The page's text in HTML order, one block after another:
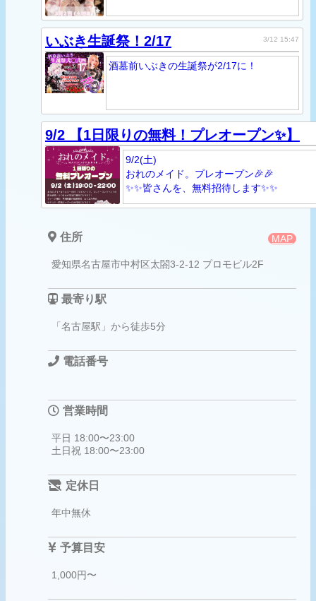
いぶき生誕祭！2/17 3/12 15:47
酒墓前いぶきの生誕祭が2/17に！
9/2 【1日限りの無料！プレオープン✨】
9/2(土)
おれのメイド。プレオープン🎉🎉
✨✨皆さんを、無料招待します✨✨
OPEN 19時 CLOSE 22時
Twitter【https://twitter.com/orenomaid/
住所
愛知県名古屋市中村区太閤3-2-12 プロモビル2F
MAP
最寄り駅
「名古屋駅」から徒歩5分
電話番号
営業時間
平日 18:00〜23:00
土日祝 18:00〜23:00
定休日
年中無休
予算目安
1,000円〜